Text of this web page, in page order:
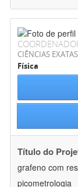
CIÊNCIAS
Física
Título do
grafeno com
picometrologia